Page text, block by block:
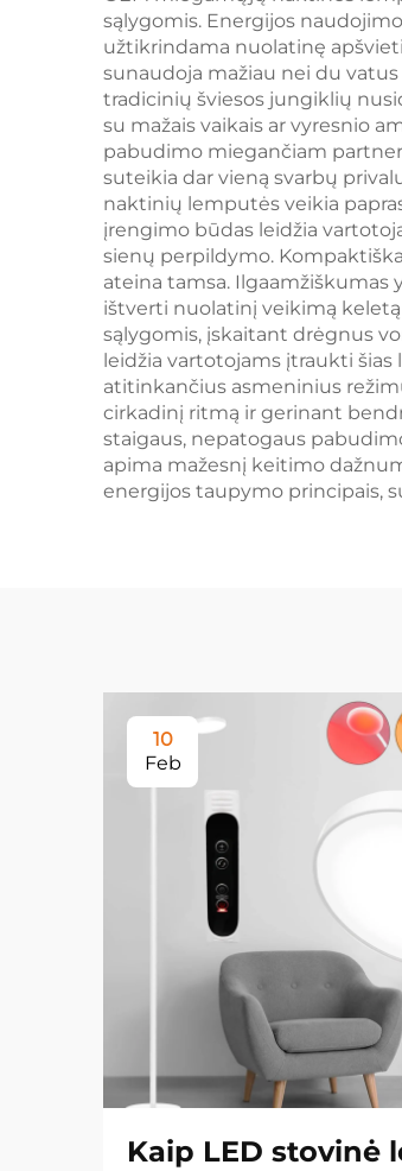
knygos lempa
sąlygomis. Energijos
užtikrindama nuolatinę
sunaudoja mažiau nei du
tradicinių šviesos jungiklių
su mažais vaikais ar vyresnio
pabudimo miegančiam
suteikia dar vieną svarbų
naktinių lemputės veikia
įrengimo būdas leidžia
sienų perpildymo.
ateina tamsa.
ištverti nuolatinį veikimą
sąlygomis, įskaitant drėgnus
leidžia vartotojams įtraukti
atitinkančius asmeninius
cirkadinį ritmą ir gerinant
staigaus, nepatogaus
apima mažesnį keitimo
energijos taupymo principais,
10
Feb
Kaip LED stovinė